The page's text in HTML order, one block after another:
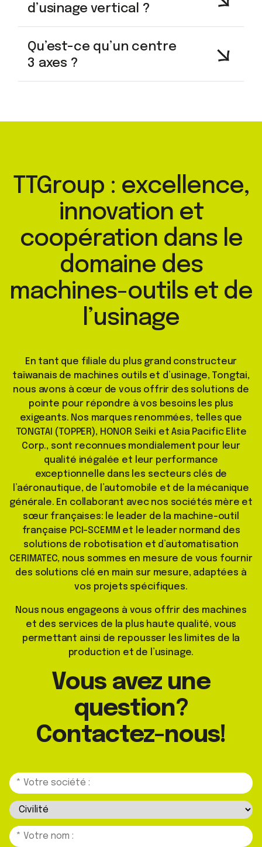
d’usinage vertical ?
Qu’est-ce qu’un centre
3 axes ?
TTGroup : excellence,
innovation et
coopération dans le
domaine des
machines-outils et de
l’usinage
En tant que filiale du plus grand constructeur
taïwanais de machines outils et d’usinage, Tongtai,
nous avons à cœur de vous offrir des solutions de
pointe pour répondre à vos besoins les plus
exigeants. Nos marques renommées, telles que
TONGTAI (TOPPER), HONOR Seiki et Asia Pacific Elite
Corp., sont reconnues mondialement pour leur
qualité inégalée et leur performance
exceptionnelle dans les secteurs clés de
l’aéronautique, de l’automobile et de la mécanique
générale. En collaborant avec nos sociétés mère et
sœur françaises: le leader de la machine-outil
française PCI-SCEMM et le leader normand des
solutions de robotisation et d’automatisation
CERIMATEC, nous sommes en mesure de vous fournir
des solutions clé en main sur mesure, adaptées à
vos projets spécifiques.
Nous nous engageons à vous offrir des machines
et des services de la plus haute qualité, vous
permettant ainsi de repousser les limites de la
production et de l’usinage.
Vous avez une
question?
Contactez-nous!